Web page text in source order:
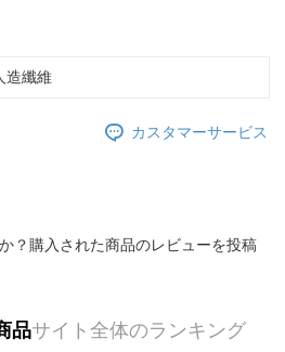
造纖維
カスタマーサービス
？購入された商品のレビューを投稿
品サイト全体のランキング